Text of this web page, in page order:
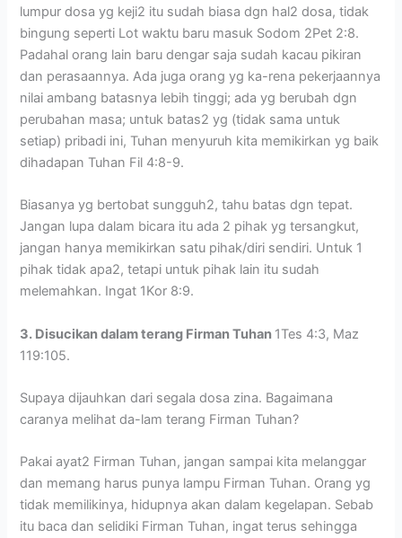
lumpur dosa yg keji2 itu sudah biasa dgn hal2 dosa, tidak
bingung seperti Lot waktu baru masuk Sodom 2Pet 2:8.
Padahal orang lain baru dengar saja sudah kacau pikiran
dan perasaannya. Ada juga orang yg ka-rena pekerjaannya
nilai ambang batasnya lebih tinggi; ada yg berubah dgn
perubahan masa; untuk batas2 yg (tidak sama untuk
setiap) pribadi ini, Tuhan menyuruh kita memikirkan yg baik
dihadapan Tuhan Fil 4:8-9.
Biasanya yg bertobat sungguh2, tahu batas dgn tepat.
Jangan lupa dalam bicara itu ada 2 pihak yg tersangkut,
jangan hanya memikirkan satu pihak/diri sendiri. Untuk 1
pihak tidak apa2, tetapi untuk pihak lain itu sudah
melemahkan. Ingat 1Kor 8:9.
3. Disucikan dalam terang Firman Tuhan 1Tes 4:3, Maz
119:105.
Supaya dijauhkan dari segala dosa zina. Bagaimana
caranya melihat da-lam terang Firman Tuhan?
Pakai ayat2 Firman Tuhan, jangan sampai kita melanggar
dan memang harus punya lampu Firman Tuhan. Orang yg
tidak memilikinya, hidupnya akan dalam kegelapan. Sebab
itu baca dan selidiki Firman Tuhan, ingat terus sehingga